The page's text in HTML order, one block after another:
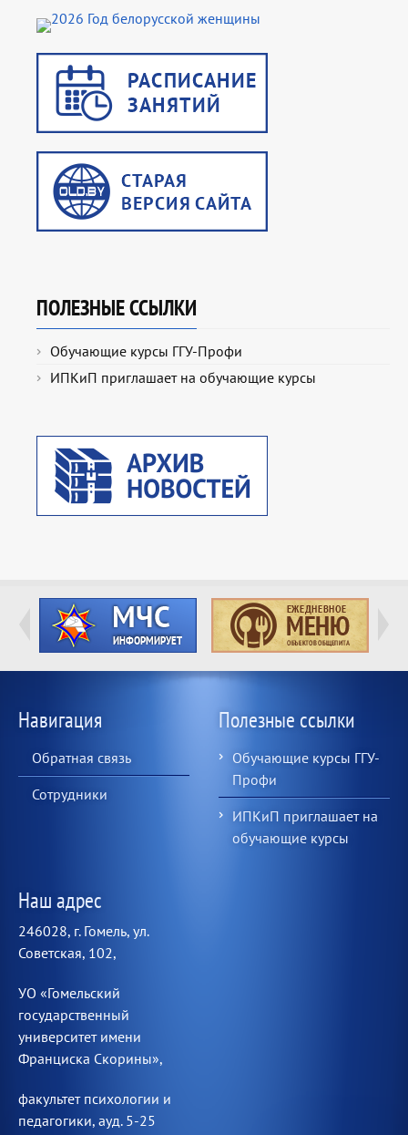
ПОЛЕЗНЫЕ ССЫЛКИ
Обучающие курсы ГГУ-Профи
ИПКиП приглашает на обучающие курсы
Навигация
Обратная связь
Сотрудники
Полезные ссылки
Обучающие курсы ГГУ-
Профи
ИПКиП приглашает на
обучающие курсы
Наш адрес
246028, г. Гомель, ул.
Советская, 102,
УО «Гомельский
государственный
университет имени
Франциска Скорины»,
факультет психологии и
педагогики, ауд. 5-25